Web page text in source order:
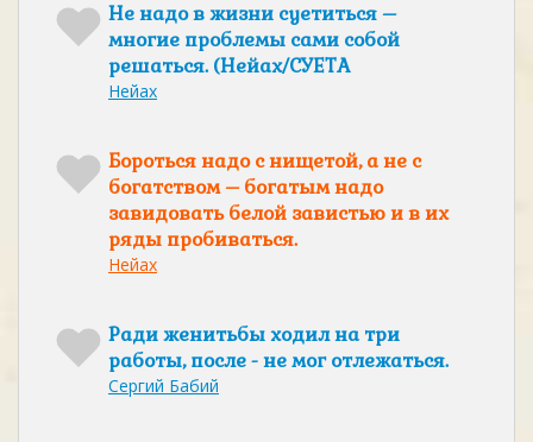
Не надо в жизни суетиться –
многие проблемы сами собой
решаться. (Нейах/СУЕТА
Нейах
Бороться надо с нищетой, а не с
богатством – богатым надо
завидовать белой завистью и в их
ряды пробиваться.
Нейах
Ради женитьбы ходил на три
работы, после - не мог отлежаться.
Сергий Бабий